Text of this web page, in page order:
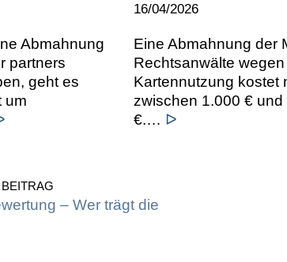
Abmahnung
partners
geht es
um
16/04/2026
Eine Abmahnung der
Rechtsanwälte wegen
Kartennutzung kostet
zwischen 1.000 € und
€.… ᐅ
– Wer trägt die